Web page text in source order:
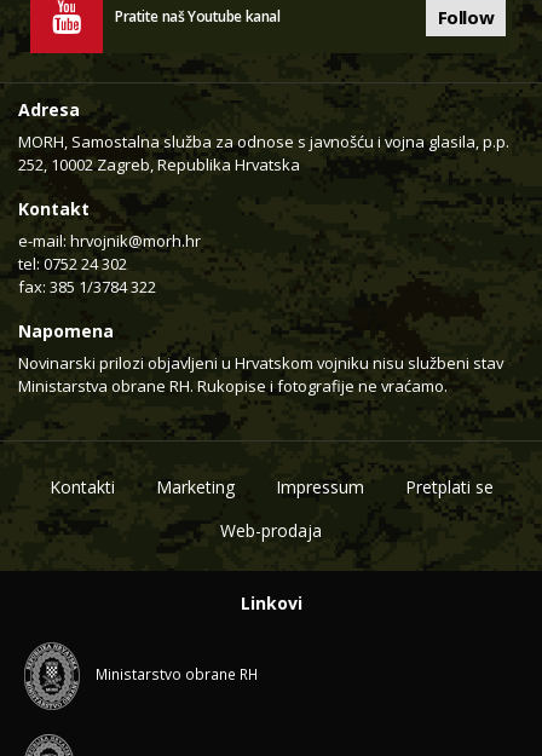
Pratite naš Youtube kanal Follow
Adresa
MORH, Samostalna služba za odnose s javnošću i vojna glasila, p.p.
252, 10002 Zagreb, Republika Hrvatska
Kontakt
e-mail: hrvojnik@morh.hr
tel: 0752 24 302
fax: 385 1/3784 322
Napomena
Novinarski prilozi objavljeni u Hrvatskom vojniku nisu službeni stav
Ministarstva obrane RH. Rukopise i fotografije ne vraćamo.
Kontakti Marketing Impressum
Pretplati se
Web-prodaja
Linkovi
Ministarstvo obrane RH